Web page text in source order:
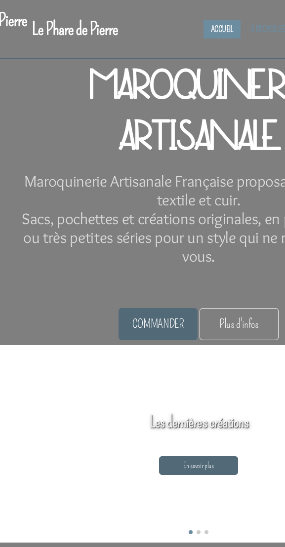
Le Phare de Pierre ACCUEIL À PROPOS DE
ARTISANALE
Maroquinerie Artisanale Française
textile et cuir.
Sacs, pochettes et créations originales,
ou très petites séries pour un style qui ne
vous.
COMMANDER Plus d'infos
Boutiques partenaires
En savoir plus